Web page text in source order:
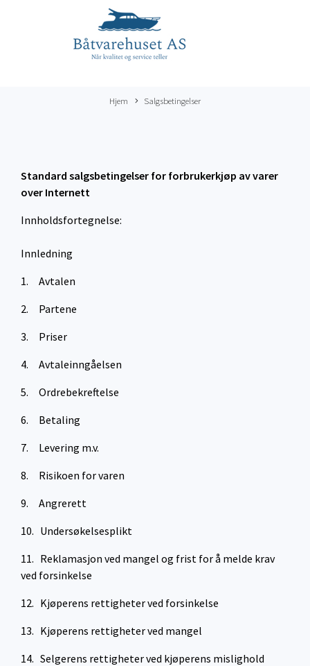
Hjem Salgsbetingelser
Standard salgsbetingelser for forbrukerkjøp av varer
over Internett
Innholdsfortegnelse:
Innledning
1. Avtalen
2. Partene
3. Priser
4. Avtaleinngåelsen
5. Ordrebekreftelse
6. Betaling
7. Levering m.v.
8. Risikoen for varen
9. Angrerett
10. Undersøkelsesplikt
11. Reklamasjon ved mangel og frist for å melde krav
ved forsinkelse
12. Kjøperens rettigheter ved forsinkelse
13. Kjøperens rettigheter ved mangel
14. Selgerens rettigheter ved kjøperens mislighold